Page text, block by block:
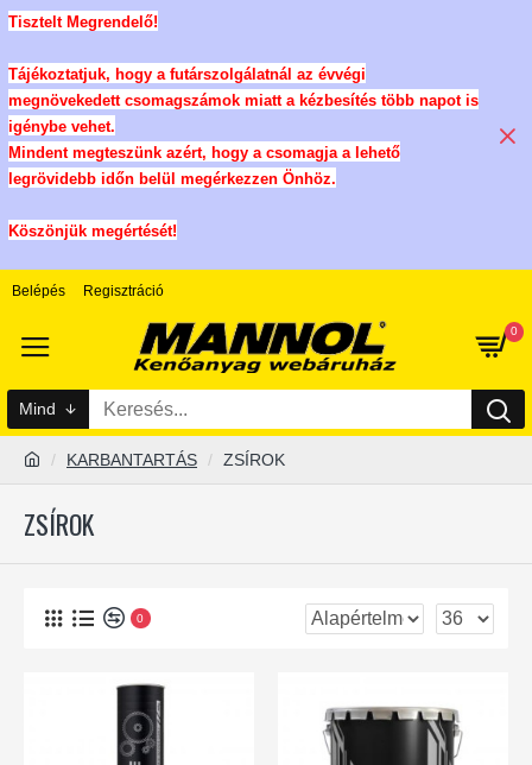
Tisztelt Megrendelő!
Tájékoztatjuk, hogy a futárszolgálatnál az évvégi
megnövekedett csomagszámok miatt a kézbesítés több napot is
igénybe vehet.
Mindent megteszünk azért, hogy a csomagja a lehető
legrövidebb időn belül megérkezzen Önhöz.
Köszönjük megértését!
Belépés Regisztráció
0
Mind
KARBANTARTÁS ZSÍROK
ZSÍROK
0